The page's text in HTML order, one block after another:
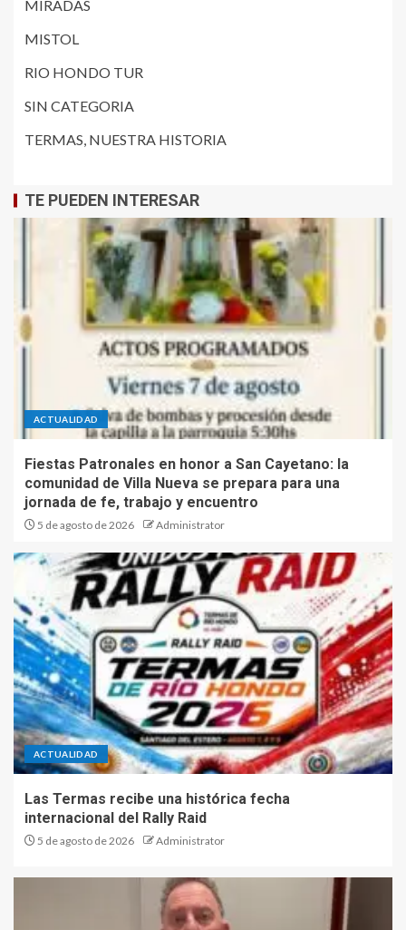
MIRADAS
MISTOL
RIO HONDO TUR
SIN CATEGORIA
TERMAS, NUESTRA HISTORIA
TE PUEDEN INTERESAR
ACTUALIDAD
Fiestas Patronales en honor a San Cayetano: la
comunidad de Villa Nueva se prepara para una
jornada de fe, trabajo y encuentro
5 de agosto de 2026 Administrator
ACTUALIDAD
Las Termas recibe una histórica fecha
internacional del Rally Raid
5 de agosto de 2026 Administrator